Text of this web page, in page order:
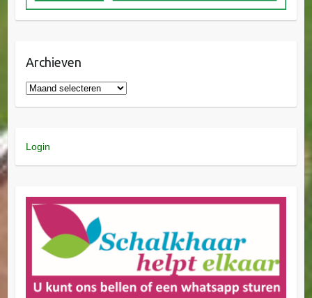
Archieven
Login